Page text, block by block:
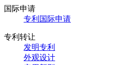
国际申请
专利国际申请
专利转让
发明专利
外观设计